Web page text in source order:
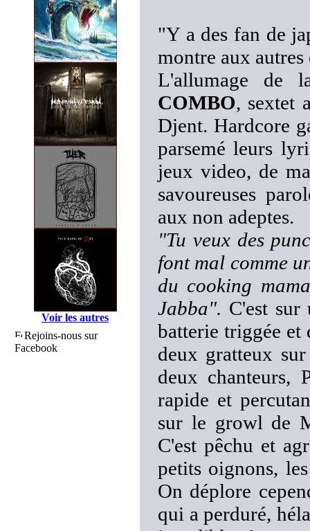
Voir les autres
Rejoins-nous sur
Facebook
"Y a des fan de
montre aux
L'allumage de
COMBO, sextet
Djent. Hardcore
parsemé leurs
jeux video, de
savoureuses
aux non adeptes.
"Tu veux des
font mal comme
du cooking
Jabba". C'est sur
batterie triggée et
deux gratteux
deux chanteurs,
rapide et
sur le growl de
C'est pêchu et
petits oignons,
On déplore
qui a perduré,